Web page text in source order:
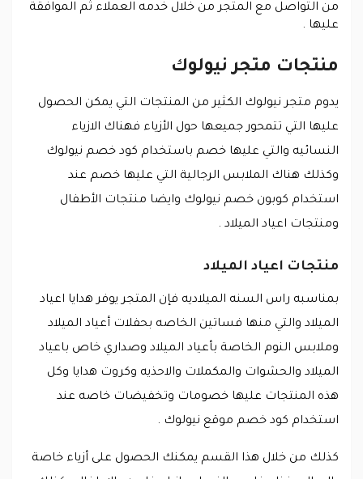
من التواصل مع المتجر من خلال خدمه العملاء ثم الموافقة
عليها .
منتجات متجر نيولوك
يدوم متجر نيولوك الكثير من المنتجات التي يمكن الحصول
عليها التي تتمحور جميعها حول الأزياء فهناك الازياء
النسائيه والتي عليها خصم باستخدام كود خصم نيولوك
وكذلك هناك الملابس الرجالية التي عليها خصم عند
استخدام كوبون خصم نيولوك وايضا منتجات الأطفال
ومنتجات اعياد الميلاد .
منتجات اعياد الميلاد
بمناسبه راس السنه الميلاديه فإن المتجر يوفر هدايا اعياد
الميلاد والتي منها فساتين الخاصه بحفلات أعياد الميلاد
وملابس النوم الخاصة بأعياد الميلاد وصداري خاص باعياد
الميلاد والحشوات والمكملات والاحذيه وكروت هدايا وكل
هذه المنتجات عليها خصومات وتخفيضات خاصه عند
استخدام كود خصم موقع نيولوك .
كذلك من خلال هذا القسم يمكنك الحصول على أزياء خاصة